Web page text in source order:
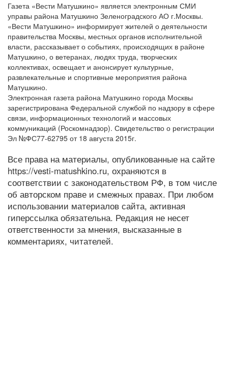
Газета «Вести Матушкино» является электронным СМИ
управы района Матушкино Зеленоградского АО г.Москвы.
«Вести Матушкино» информирует жителей о деятельности
правительства Москвы, местных органов исполнительной
власти, рассказывает о событиях, происходящих в районе
Матушкино, о ветеранах, людях труда, творческих
коллективах, освещает и анонсирует культурные,
развлекательные и спортивные мероприятия района
Матушкино.
Электронная газета района Матушкино города Москвы
зарегистрирована Федеральной службой по надзору в сфере
связи, информационных технологий и массовых
коммуникаций (Роскомнадзор). Свидетельство о регистрации
Эл №ФС77-62795 от 18 августа 2015г.
Все права на материалы, опубликованные на сайте
https://vesti-matushkino.ru, охраняются в
соответствии с законодательством РФ, в том числе
об авторском праве и смежных правах. При любом
использовании материалов сайта, активная
гиперссылка обязательна. Редакция не несет
ответственности за мнения, высказанные в
комментариях, читателей.